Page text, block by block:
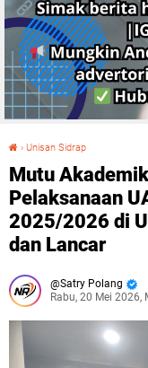
› Unisan Sidrap
Mutu
Pelaksanaan
2025/2026 di
dan Lancar
Satry Polang
Rabu, 20 Mei 2026,